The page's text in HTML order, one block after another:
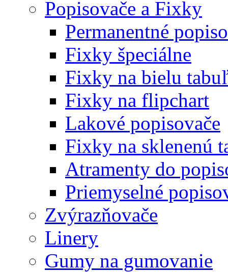
Popisovače a Fixky
Permanentné
Fixky špeciálne
Fixky na bielu
Fixky na flipchart
Lakové popisovače
Fixky na sklenenú
Atramenty do
Priemyselné
Zvýrazňovače
Linery
Gumy na gumovanie